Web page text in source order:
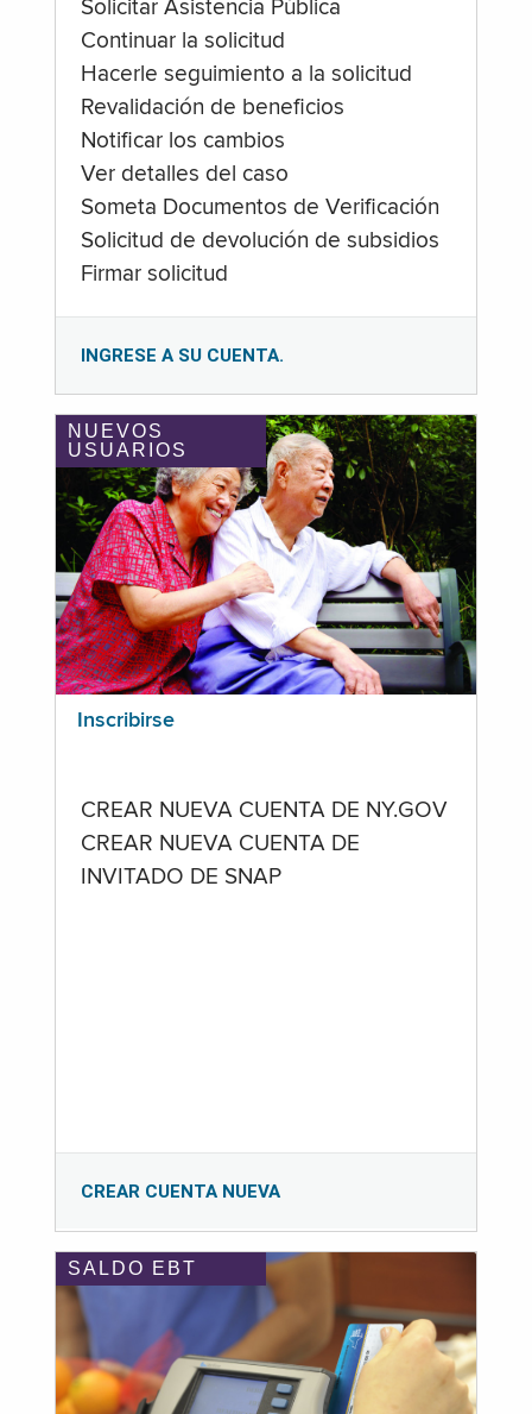
Solicitar Asistencia Pública
Continuar la solicitud
Hacerle seguimiento a la solicitud
Revalidación de beneficios
Notificar los cambios
Ver detalles del caso
Someta Documentos de Verificación
Solicitud de devolución de subsidios
Firmar solicitud
INGRESE A SU CUENTA.
NUEVOS
USUARIOS
Inscribirse
CREAR NUEVA CUENTA DE NY.GOV
CREAR NUEVA CUENTA DE
INVITADO DE SNAP
CREAR CUENTA NUEVA
SALDO EBT